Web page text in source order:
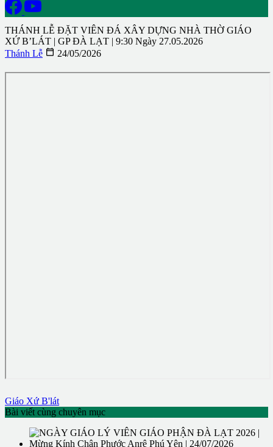
THÁNH LỄ ĐẶT VIÊN ĐÁ XÂY DỰNG NHÀ THỜ GIÁO
XỨ B’LÁT | GP ĐÀ LẠT | 9:30 Ngày 27.05.2026
Thánh Lễ  24/05/2026
Giáo Xứ B'lát
Bài viết cùng chuyên mục